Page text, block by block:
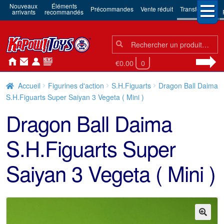
Nouveaux
arrivants
Éléments
recommandés Précommandes Vente réduit Transformers
Chercher:
Chercher
€0.00 0
Accueil Figurines d'action S.H.Figuarts
Dragon Ball Daima
S.H.Figuarts Super Saiyan 3 Vegeta ( Mini )
Dragon Ball Daima
S.H.Figuarts Super
Saiyan 3 Vegeta ( Mini )